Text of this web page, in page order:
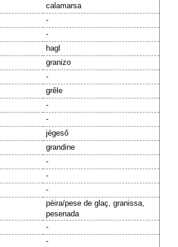
calamarsa
-
-
hagl
granizo
-
grêle
-
-
jégeső
grandine
-
-
-
pèira/pese de glaç, granissa,
pesenada
-
-